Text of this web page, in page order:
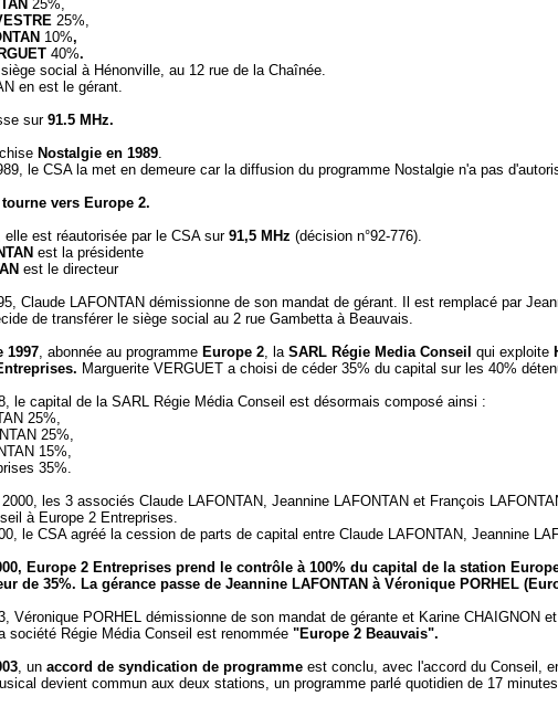
25%,
25%,
10%,
40%.
social à Hénonville, au 12 rue de la Chaînée.
en est le gérant.
sur91.5 MHz.
Nostalgie en 1989.
le CSA la met en demeure car la diffusion du programme Nostalgie n'a pas
vers Europe 2.
elle est réautorisée par le CSA sur91,5 MHz (décision n°92-776).
est la présidente
est le directeur
Claude LAFONTAN démissionne de son mandat de gérant. Il est remplacé par
de transférer le siège social au 2 rue Gambetta à Beauvais.
1997, abonnée au programme Europe 2, la SARL Régie Media Conseil qui exploite
Marguerite VERGUET a choisi de céder 35% du capital sur les 40%
le capital de la SARL Régie Média Conseil est désormais composé ainsi :
25%,
25%,
15%,
35%.
les 3 associés Claude LAFONTAN, Jeannine LAFONTAN et François
à Europe 2 Entreprises.
le CSA agréé la cession de parts de capital entre Claude LAFONTAN, Jeannine
Europe 2 Entreprises prend le contrôle à 100% du capital de la station
de 35%. La gérance passe de Jeannine LAFONTAN à Véronique PORHEL
Véronique PORHEL démissionne de son mandat de gérante et Karine CHAIGNON
société Régie Média Conseil est renommée "Europe 2 Beauvais".
, un accord de syndication de programme est conclu, avec l'accord du Conseil,
devient commun aux deux stations, un programme parlé quotidien de 17